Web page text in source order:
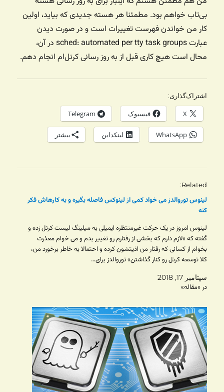
بی‌تاب خواهم بود. مطمئنا هر هسته جدیدی که بیاید، اولین
کار من خواندن فهرست تغییرات است و در صورت دیدن
عبارت sched: automated per tty task groups در آن،
محال است هیچ کاری قبل از به روز رسانی کرنل‌ام انجام دهم.
اشتراک‌گذاری:
X فیسبوک Telegram
WhatsApp لینکداین بیشتر
Related
لینوس توروالدز می خواد کمی از لینوکس فاصله بگیره و به کارهاش فکر
کنه
لینوس امروز در یک حرکت غیرمنتظره ایمیلی به میلینگ لیست کرنل زده و
گفته که «لازم دارم که بخشی از رفتارم رو تغییر بدم و می خوام معذرت
بخوام از کسانی که رفتار من اذیتشون کرده و احتمالا به خاطر برخورد من،
کلا توسعه کرنل رو کنار گذاشتن» توروالدز برای…
سپتامبر 17, 2018
در «مقاله»